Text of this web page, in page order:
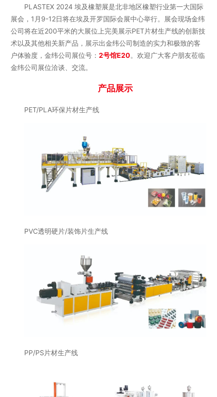
PLASTEX 2024 埃及橡塑展是北非地区橡塑行业第一大国际
展会，1月9-12日将在埃及开罗国际会展中心举行。展会现场金纬
公司将在近200平米的大展位上完美展示PET片材生产线的创新技
术以及其他相关新产品，展示出金纬公司制造的实力和极致的客
户体验度，金纬公司展位号：2号馆E20。欢迎广大客户朋友莅临
金纬公司展位洽谈、交流。
产品展示
PET/PLA环保片材生产线
PVC透明硬片/装饰片生产线
PP/PS片材生产线